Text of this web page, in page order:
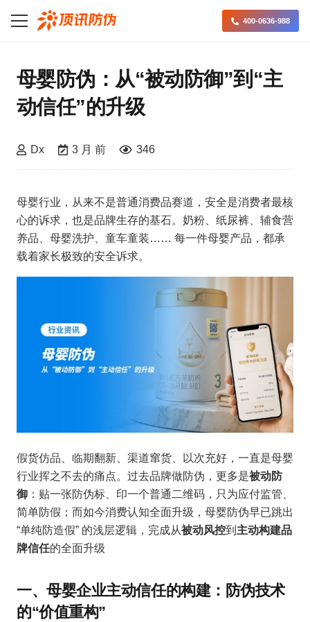
400-0636-988
母婴防伪：从“被动防御”到“主
动信任”的升级
Dx 3 月 前 346
母婴行业，从来不是普通消费品赛道，安全是消费者最核
心的诉求，也是品牌生存的基石。奶粉、纸尿裤、辅食营
养品、母婴洗护、童车童装…… 每一件母婴产品，都承
载着家长极致的安全诉求。
假货仿品、临期翻新、渠道窜货、以次充好，一直是母婴
行业挥之不去的痛点。过去品牌做防伪，更多是被动防
御 ：贴一张防伪标、印一个普通二维码，只为应付监管、
简单防假；而如今消费认知全面升级，母婴防伪早已跳出
“单纯防造假” 的浅层逻辑，完成从被动风控到 主动构建品
牌信任的全面升级
一、母婴企业主动信任的构建：防伪技术
的“价值重构”